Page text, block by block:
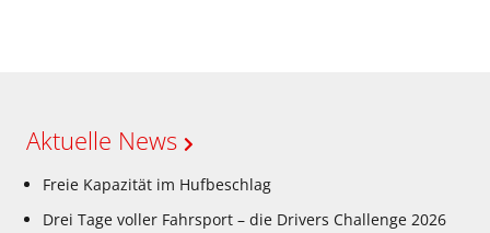
Aktuelle News
Freie Kapazität im Hufbeschlag
Drei Tage voller Fahrsport – die Drivers Challenge 2026